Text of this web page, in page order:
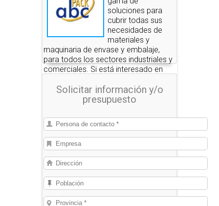
soluciones para
cubrir todas sus
necesidades de
materiales y
maquinaria de envase y embalaje,
para todos los sectores industriales y
comerciales. Si está interesado en
le pondremos en contacto con las
empresas que se los pueden
Solicitar información y/o
presupuesto